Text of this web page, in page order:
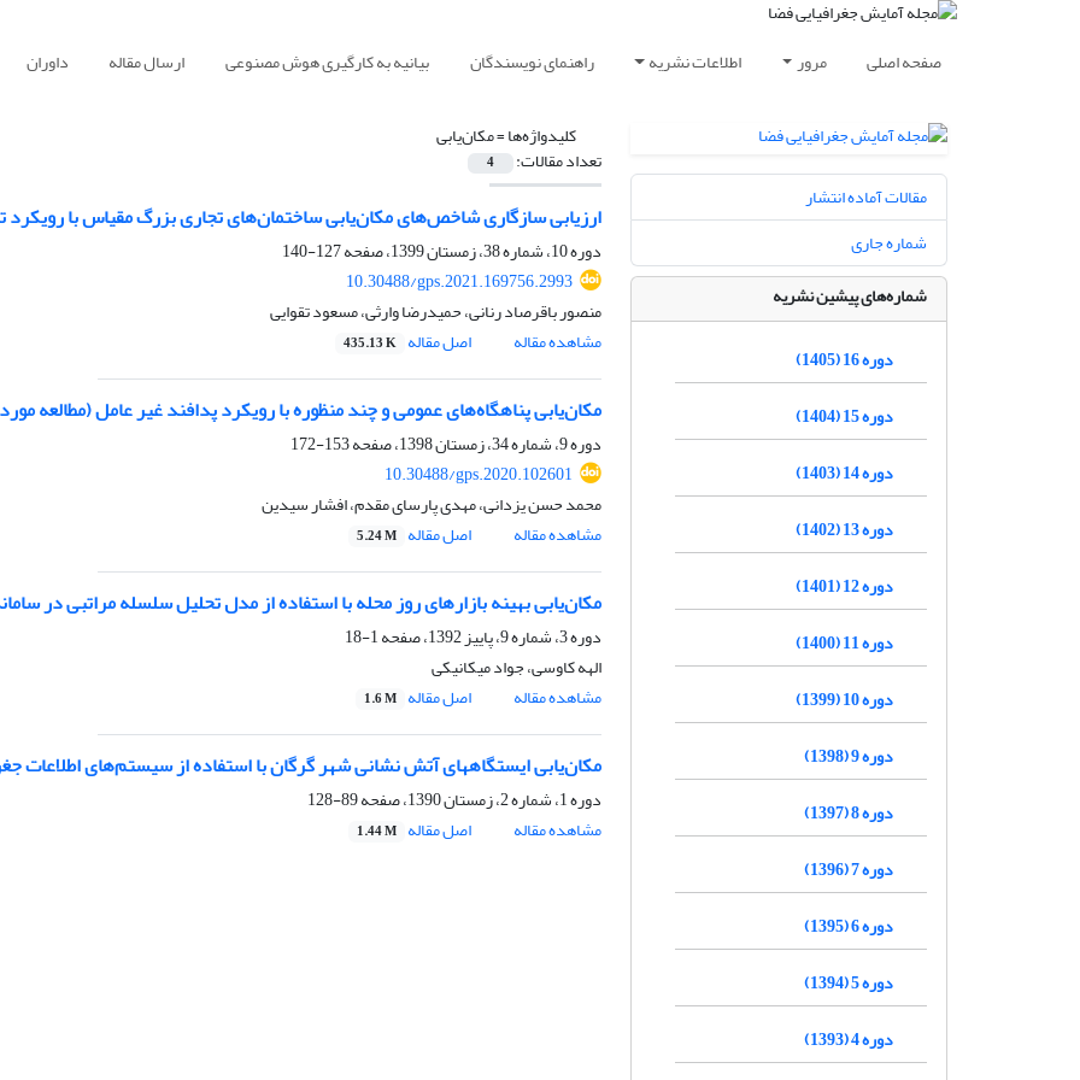
صفحه اصلی مرور اطلاعات نشریه راهنمای نویسندگان بیانیه به کارگیری هوش مصنوعی ارسال مقاله داوران
کلیدواژه‌ها =مکان‌یابی
تعداد مقالات: 4
ارزیابی سازگاری شاخص‌های مکان‌یابی ساختمان‌های تجاری بزرگ مقیاس با
دوره 10، شماره 38، زمستان 1399، صفحه
127-140
10.30488/gps.2021.169756.2993
منصور باقرصاد رنانی، حمیدرضا وارثی، مسعود تقوایی
مشاهده مقاله
اصل مقاله 435.13 K
مکان‌یابی پناهگاه‌های عمومی و چند منظوره با رویکرد پدافند غیر عامل (مطالعه
دوره 9، شماره 34، زمستان 1398، صفحه
153-172
10.30488/gps.2020.102601
محمد حسن یزدانی، مهدی پارسای مقدم، افشار سیدین
مشاهده مقاله
اصل مقاله 5.24 M
مکان‌یابی بهینه بازارهای روز محله با استفاده از مدل تحلیل سلسله مراتبی در
دوره 3، شماره 9، پاییز 1392، صفحه
1-18
الهه کاوسی، جواد میکانیکی
مشاهده مقاله
اصل مقاله 1.6 M
مکان‌یابی ایستگاههای آتش نشانی شهر گرگان با استفاده از سیستم‌های اطلاعات
دوره 1، شماره 2، زمستان 1390، صفحه
89-128
مشاهده مقاله
اصل مقاله 1.44 M
مقالات آماده انتشار
شماره جاری
شماره‌های پیشین نشریه
دوره 16 (1405)
دوره 15 (1404)
دوره 14 (1403)
دوره 13 (1402)
دوره 12 (1401)
دوره 11 (1400)
دوره 10 (1399)
دوره 9 (1398)
دوره 8 (1397)
دوره 7 (1396)
دوره 6 (1395)
دوره 5 (1394)
دوره 4 (1393)